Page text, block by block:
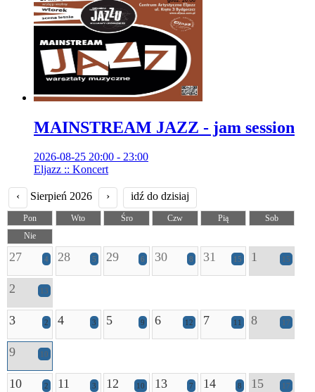
MAINSTREAM JAZZ - jam session
2026-08-25 20:00 - 23:00
Eljazz :: Koncert
‹ Sierpień 2026 › idź do dzisiaj
Pon Wto Śro Czw Pią
Sob
Nie
27 4 28 5 29 6 30 8 31 15 1 15
2 13
3 2 4 3 5 9 6 12 7 11 8 17
9 10
10 2 11 3 12 10 13 7 14 8 15 17